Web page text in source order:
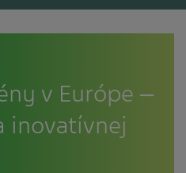
v Európe ‒
inovatívnej